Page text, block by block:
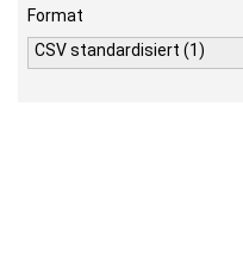
Format
CSV standardisiert (1)